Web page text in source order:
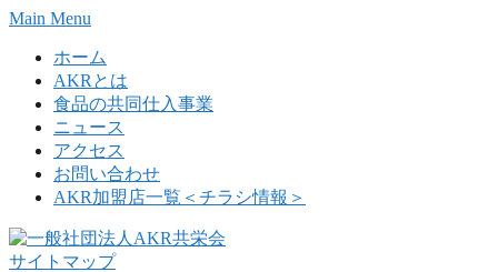
Skip
content
Main Menu
ホーム
AKRとは
食品の共同仕入事業
ニュース
アクセス
お問い合わせ
AKR加盟店一覧＜チラシ情報＞
サイトマップ